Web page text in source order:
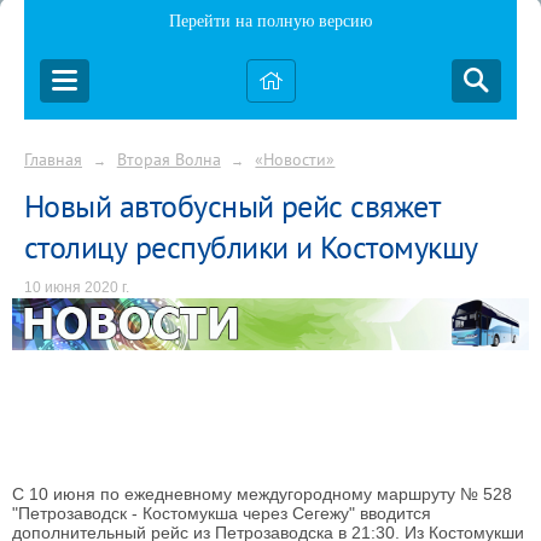
Перейти на полную версию
Главная → Вторая Волна → «Новости»
Новый автобусный рейс свяжет
столицу республики и Костомукшу
10 июня 2020 г.
С 10 июня по ежедневному междугородному маршруту № 528
"Петрозаводск - Костомукша через Сегежу" вводится
дополнительный рейс из Петрозаводска в 21:30. Из Костомукши